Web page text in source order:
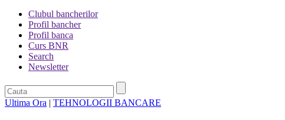
Clubul bancherilor
Profil bancher
Profil banca
Curs BNR
Search
Newsletter
Ultima Ora | TEHNOLOGII BANCARE